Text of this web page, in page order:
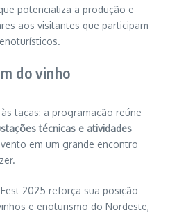
potencializa a produção e
aos visitantes que participam
do vinho
taças: a programação reúne
técnicas e atividades
em um grande encontro
2025 reforça sua posição
e enoturismo do Nordeste,